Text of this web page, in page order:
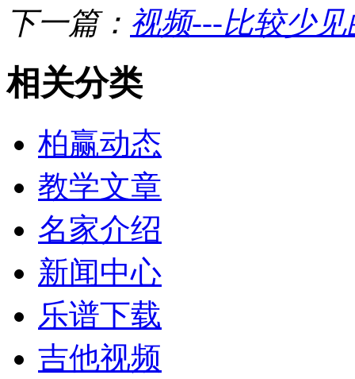
下一篇： 视频---比较少
相关分类
柏赢动态
教学文章
名家介绍
新闻中心
乐谱下载
吉他视频